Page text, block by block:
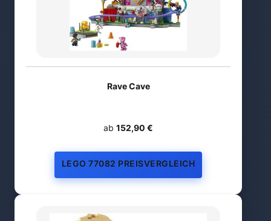
Rave Cave
ab 152,90 €
LEGO 77082 PREISVERGLEICH